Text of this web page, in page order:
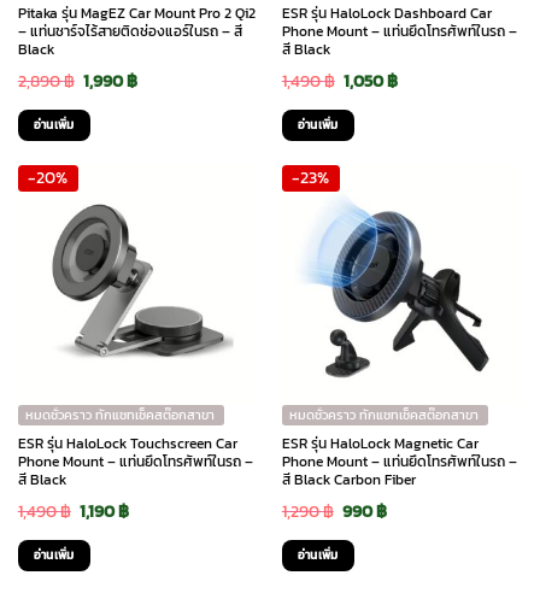
Pitaka รุ่น MagEZ Car Mount Pro 2 Qi2
– แท่นชาร์จไร้สายติดช่องแอร์ในรถ – สี
Black
2,890฿ Original
price
was:
1,990฿Current
อ่านเพิ่ม
ESR รุ่น HaloLock Dashboard Car
Phone Mount – แท่นยึดโทรศัพท์ในรถ –
สี Black
1,490฿ Original
price
was:
1,050฿Current
อ่านเพิ่ม
-20%
หมดชั่วคราว ทักแชทเช็คสต๊อกสาขา
ESR รุ่น HaloLock Touchscreen Car
Phone Mount – แท่นยึดโทรศัพท์ในรถ –
สี Black
1,490฿ Original
price
was:
1,190฿Current
อ่านเพิ่ม
-23%
หมดชั่วคราว ทักแชทเช็คสต๊อกสาขา
ESR รุ่น HaloLock Magnetic Car
Phone Mount – แท่นยึดโทรศัพท์ในรถ –
สี Black Carbon Fiber
1,290฿ Original
price
was:
990฿Current
อ่านเพิ่ม